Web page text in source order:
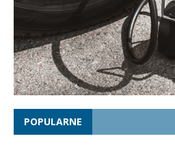
POPULARNE